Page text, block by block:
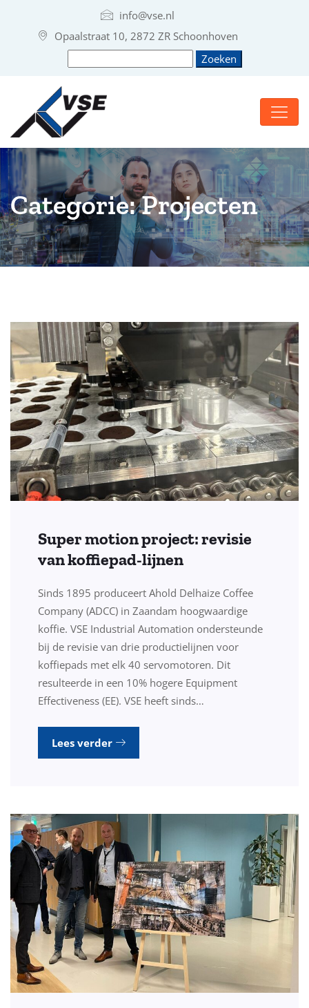
info@vse.nl
Opaalstraat 10, 2872 ZR Schoonhoven
Categorie:Projecten
Super motion project: revisie
van koffiepad-lijnen
Sinds 1895 produceert Ahold Delhaize Coffee
Company (ADCC) in Zaandam hoogwaardige
koffie. VSE Industrial Automation ondersteunde
bij de revisie van drie productielijnen voor
koffiepads met elk 40 servomotoren. Dit
resulteerde in een 10% hogere Equipment
Effectiveness (EE). VSE heeft sinds…
Lees verder